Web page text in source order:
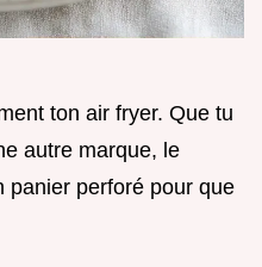
ton air fryer. Que tu
autre marque, le
panier perforé pour que